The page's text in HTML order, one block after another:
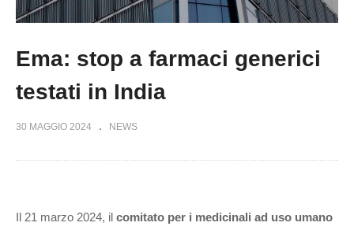
Ema: stop a farmaci generici
testati in India
30 MAGGIO 2024 NEWS
Il 21 marzo 2024, il comitato per i medicinali ad uso umano